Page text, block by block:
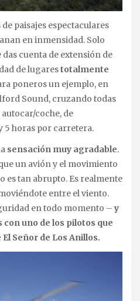
de paisajes espectaculares
en inmensidad. Solo
das cuenta de extensión de
de lugarestotalmente
poneros un ejemplo, en
Sound, cruzando todas
coche, de
5 horas por carretera.
sensación muy agradable.
un avión y el movimiento
es tan abrupto. Es realmente
entre el viento.
en todo momento –y
uno de los pilotos que
Señor de Los Anillos.